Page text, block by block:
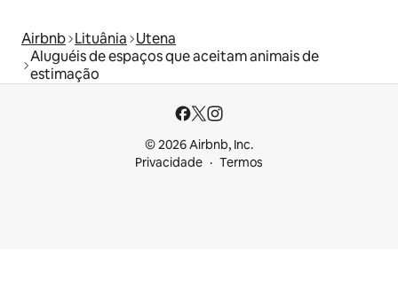
Airbnb Lituânia Utena
Aluguéis de espaços que aceitam animais de
estimação
© 2026 Airbnb, Inc.
Privacidade
Termos